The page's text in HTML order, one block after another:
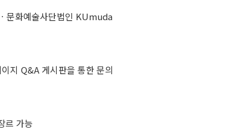
문화예술사단법인 KUmuda
지 Q&A 게시판을 통한 문의
르 가능